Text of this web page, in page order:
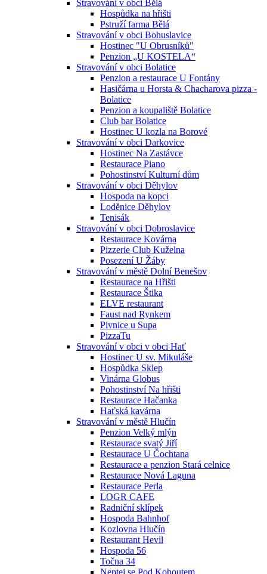
Stravování v obci Bělá
Hospůdka na hřišti
Pstruží farma Bělá
Stravování v obci Bohuslavice
Hostinec "U Obrusníků"
Penzion „U KOSTELA“
Stravování v obci Bolatice
Penzion a restaurace U Fontány
Hasičárna u Horsta & Chacharova pizza -
Bolatice
Penzion a koupaliště Bolatice
Club bar Bolatice
Hostinec U kozla na Borové
Stravování v obci Darkovice
Hostinec Na Zastávce
Restaurace Piano
Pohostinství Kulturní dům
Stravování v obci Děhylov
Hospoda na kopci
Loděnice Děhylov
Tenisák
Stravování v obci Dobroslavice
Restaurace Kovárna
Pizzerie Club Kuželna
Posezení U Žáby
Stravování v městě Dolní Benešov
Restaurace na Hřišti
Restaurace Štika
ELVE restaurant
Faust nad Rynkem
Pivnice u Supa
PizzaTu
Stravování v obci v obci Hať
Hostinec U sv. Mikuláše
Hospůdka Sklep
Vinárna Globus
Pohostinství Na hřišti
Restaurace Hačanka
Haťská kavárna
Stravování v městě Hlučín
Penzion Velký mlýn
Restaurace svatý Jiří
Restaurace U Čochtana
Restaurace a penzion Stará celnice
Restaurace Nová Laguna
Restaurace Perla
LOGR CAFE
Radniční sklípek
Hospoda Bahnhof
Kozlovna Hlučín
Restaurant Hevil
Hospoda 56
Točna 34
Neptej se Pod Kohoutem